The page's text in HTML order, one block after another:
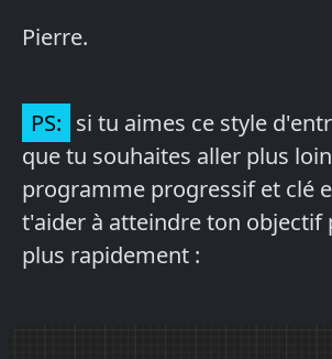
Pierre.
PS: si tu aimes ce style
que tu souhaites aller plus
programme progressif et clé
t'aider à atteindre ton objectif
plus rapidement :